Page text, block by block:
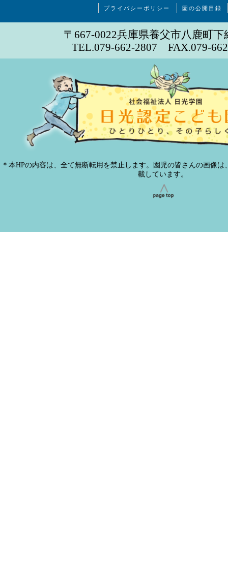
プライバシーポリシー 園の公開目録
〒667-0022兵庫県養父市八鹿町下
TEL.079-662-2807 FAX.079-
＊本HPの内容は、全て無断転用を禁止します。園児の皆さんの画像
載しています。